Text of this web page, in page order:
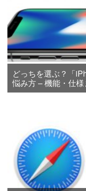
どっちを選ぶ？「
悩み方 – 機能・仕